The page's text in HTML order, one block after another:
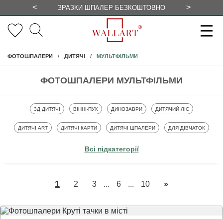
< ЗРАЗКИ ШПАЛЕР БЕЗКОШТОВНО >
ФОТОШПАЛЕРИ МУЛЬТФІЛЬМИ
ФОТОШПАЛЕРИ ДИТЯЧІ МУЛЬТФІЛЬМИ
ФОТОШПАЛЕРИ
3Д ДИТЯЧІ ФОТОШПАЛЕРИ
ВІННІ-ПУХ ФОТОШПАЛЕРИ
ДИНОЗАВРИ ФОТОШПАЛЕРИ
ДИТЯЧИЙ ЛІС
ФОТОШПАЛЕРИ
ДИТЯЧІ ART ФОТОШПАЛЕРИ
ДИТЯЧІ КАРТИ ФОТОШПАЛЕРИ
ДИТЯЧІ ШПАЛЕРИ ФОТОШПАЛЕРИ
ДЛЯ ДІВЧАТОК
ФОТОШПАЛЕРИ
ДЛЯ ХЛОПЧИКІВ ФОТОШПАЛЕРИ
ЄДИНОРІГИ
Всі підкатегорії
1 2 3 ... 6 ... 10 »